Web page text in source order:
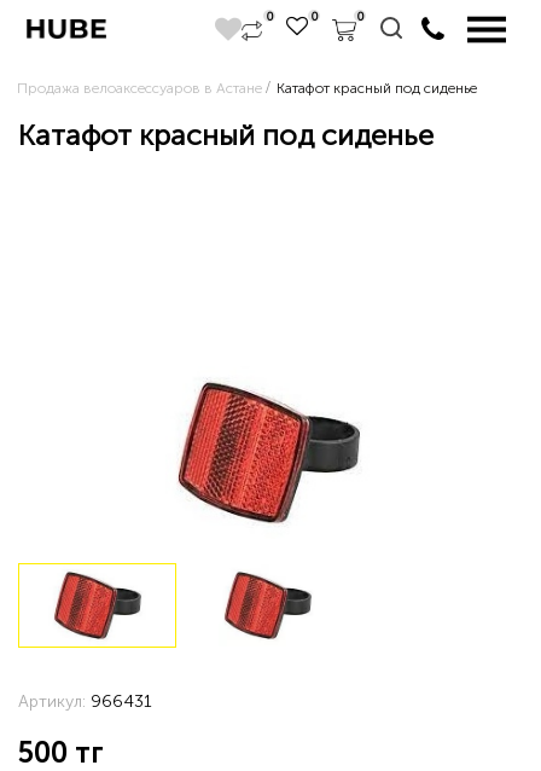
0 0 0
Продажа велоаксессуаров в Астане Катафот красный под сиденье
Катафот красный под сиденье
Артикул: 966431
500 тг